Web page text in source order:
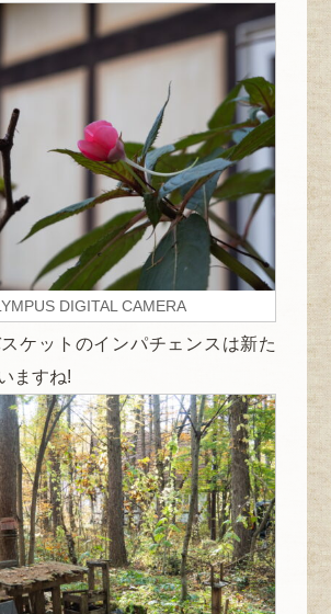
DIGITAL CAMERA
ケットのインパチェンスは新た
ますね!